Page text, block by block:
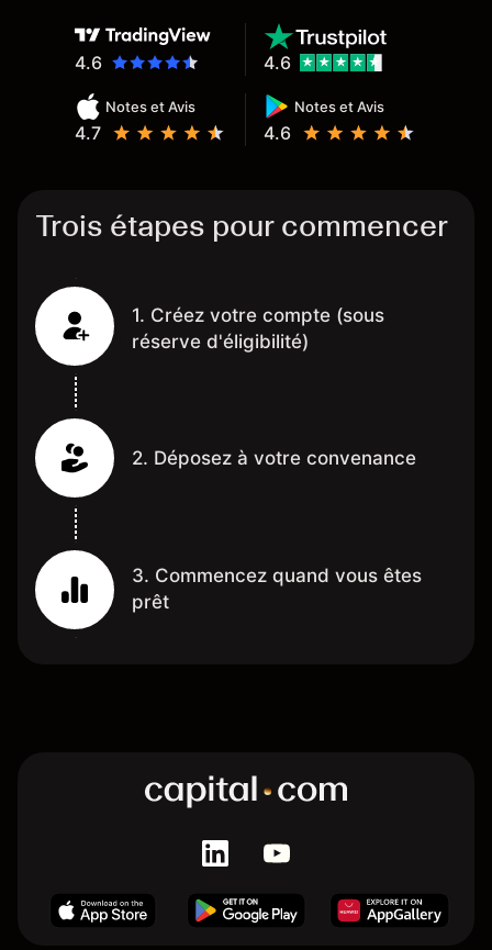
4.6
Notes et Avis
4.7
Notes et Avis
4.6
4.6
Trois étapes pour commencer
1. Créez votre compte (sous
réserve d'éligibilité)
2. Déposez à votre convenance
3. Commencez quand vous êtes
prêt